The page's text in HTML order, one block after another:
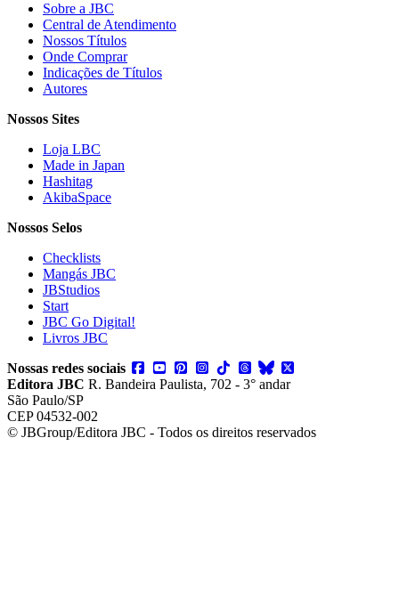
Sobre a JBC
Central de Atendimento
Nossos Títulos
Onde Comprar
Indicações de Títulos
Autores
Nossos Sites
Loja LBC
Made in Japan
Hashitag
AkibaSpace
Nossos Selos
Checklists
Mangás JBC
JBStudios
Start
JBC Go Digital!
Livros JBC
Nossas redes sociais
Editora JBC R. Bandeira Paulista, 702 - 3° andar
São Paulo/SP
CEP 04532-002
© JBGroup/Editora JBC - Todos os direitos reservados